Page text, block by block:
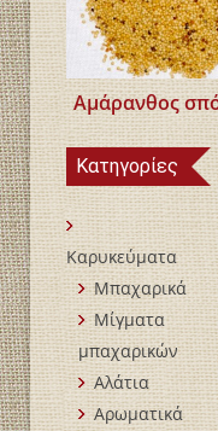
Αμάρανθος
Κατηγορίες
Καρυκεύματα
Μπαχαρικά
Mίγματα
μπαχαρικών
Αλάτια
Αρωματικά